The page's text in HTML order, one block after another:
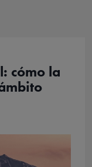
cómo la